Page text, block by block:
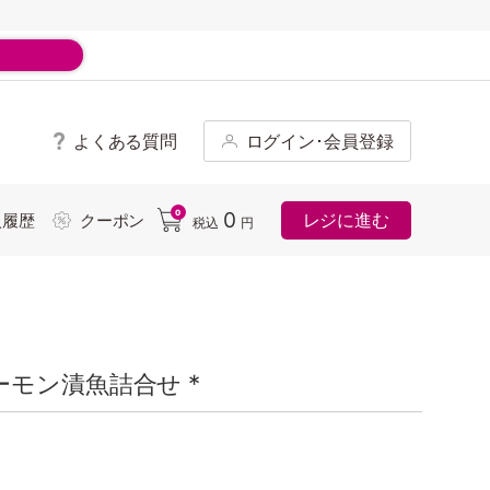
よくある質問 ログイン･会員登録
歴 クーポン 0
税込 0 円 レジに進む
モン漬魚詰合せ *